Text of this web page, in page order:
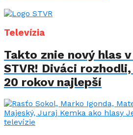
Televízia
Takto znie nový hlas
STVR! Diváci
20 rokov najlepší